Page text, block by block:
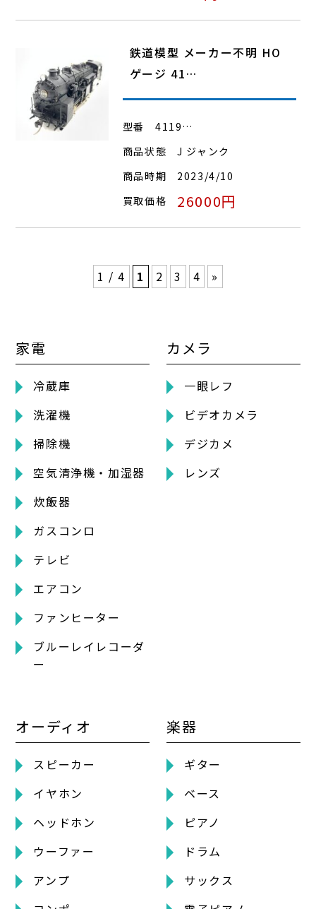
鉄道模型 メーカー不明 HO
ゲージ 41…
型番
4119…
商品状態
J ジャンク
商品時期
2023/4/10
買取価格
26000円
1 / 4 1 2 3 4 »
家電
冷蔵庫
洗濯機
掃除機
空気清浄機・加湿器
炊飯器
ガスコンロ
テレビ
エアコン
ファンヒーター
ブルーレイレコーダ
ー
カメラ
一眼レフ
ビデオカメラ
デジカメ
レンズ
オーディオ
スピーカー
イヤホン
ヘッドホン
ウーファー
アンプ
楽器
ギター
ベース
ピアノ
ドラム
サックス